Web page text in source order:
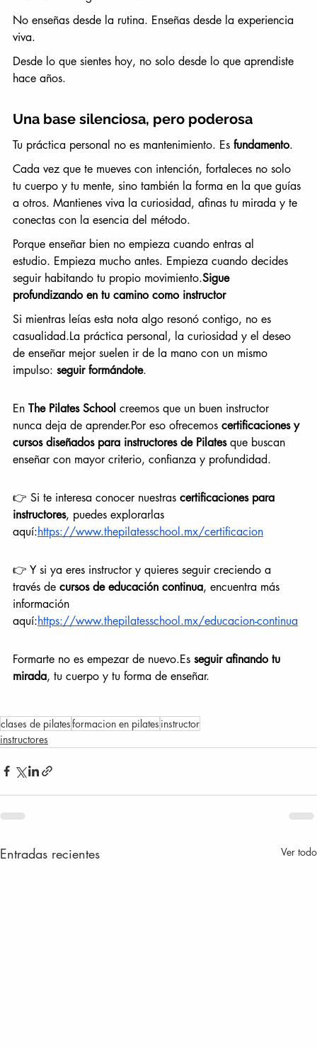
No enseñas desde la rutina. Enseñas desde la experiencia
viva.
Desde lo que sientes hoy, no solo desde lo que aprendiste
hace años.
Una base silenciosa, pero poderosa
Tu práctica personal no es mantenimiento. Es fundamento.
Cada vez que te mueves con intención, fortaleces no solo
tu cuerpo y tu mente, sino también la forma en la que guías
a otros. Mantienes viva la curiosidad, afinas tu mirada y te
conectas con la esencia del método.
Porque enseñar bien no empieza cuando entras al
estudio. Empieza mucho antes. Empieza cuando decides
seguir habitando tu propio movimiento.Sigue
profundizando en tu camino como instructor
Si mientras leías esta nota algo resonó contigo, no es
casualidad.La práctica personal, la curiosidad y el deseo
de enseñar mejor suelen ir de la mano con un mismo
impulso: seguir formándote.
En The Pilates School creemos que un buen instructor
nunca deja de aprender.Por eso ofrecemos certificaciones y
cursos diseñados para instructores de Pilates que buscan
enseñar con mayor criterio, confianza y profundidad.
👉 Si te interesa conocer nuestras certificaciones para
instructores, puedes explorarlas
aquí:https://www.thepilatesschool.mx/certificacion
👉 Y si ya eres instructor y quieres seguir creciendo a
través de cursos de educación continua, encuentra más
información
aquí:https://www.thepilatesschool.mx/educacion-continua
Formarte no es empezar de nuevo.Es seguir afinando tu
mirada, tu cuerpo y tu forma de enseñar.
clases de pilatesformacion en pilates instructor
instructores
Entradas recientes Ver todo